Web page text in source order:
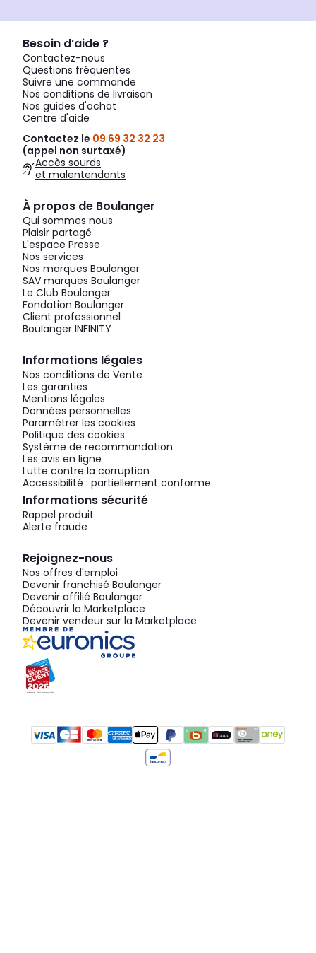
Besoin d’aide ?
Contactez-nous
Questions fréquentes
Suivre une commande
Nos conditions de livraison
Nos guides d'achat
Centre d'aide
Contactez le 09 69 32 32 23
(appel non surtaxé)
Accès sourds
et malentendants
À propos de Boulanger
Qui sommes nous
Plaisir partagé
L'espace Presse
Nos services
Nos marques Boulanger
SAV marques Boulanger
Le Club Boulanger
Fondation Boulanger
Client professionnel
Boulanger INFINITY
Informations légales
Nos conditions de Vente
Les garanties
Mentions légales
Données personnelles
Paramétrer les cookies
Politique des cookies
Système de recommandation
Les avis en ligne
Lutte contre la corruption
Accessibilité : partiellement conforme
Informations sécurité
Rappel produit
Alerte fraude
Rejoignez-nous
Nos offres d'emploi
Devenir franchisé Boulanger
Devenir affilié Boulanger
Découvrir la Marketplace
Devenir vendeur sur la Marketplace